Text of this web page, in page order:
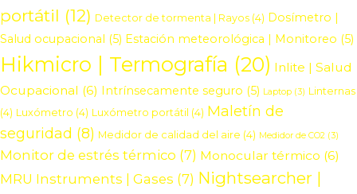
portátil (12) Detector de tormenta | Rayos (4) Dosímetro |
Salud ocupacional (5) Estación meteorológica | Monitoreo (5)
Hikmicro | Termografía (20) Inlite | Salud
Ocupacional (6) Intrínsecamente seguro (5) Laptop (3) Linternas
(4) Luxómetro (4) Luxómetro portátil (4) Maletín de
seguridad (8) Medidor de calidad del aire (4) Medidor de CO2 (3)
Monitor de estrés térmico (7) Monocular térmico (6)
MRU Instruments | Gases (7) Nightsearcher |